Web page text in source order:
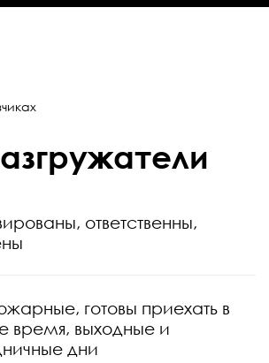
ответственны,
готовы приехать в
время, выходные и
дни